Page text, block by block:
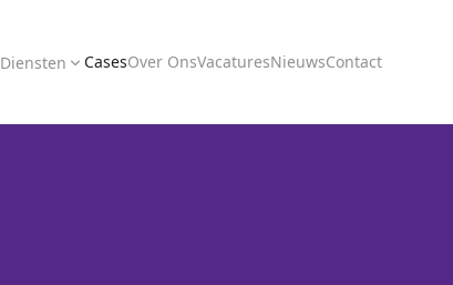
Diensten CasesOver OnsVacaturesNieuwsContact